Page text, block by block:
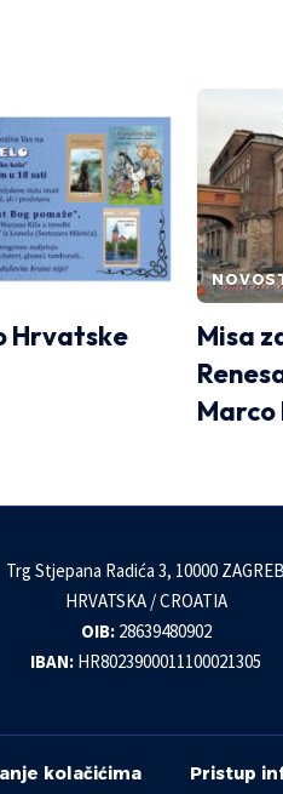
Hrvatske
Misa
Marco
Trg Stjepana Radića 3, 10000 ZAGREB
HRVATSKA / CROATIA
OIB:28639480902
IBAN: HR8023900011100021305
kolačićima Pristup